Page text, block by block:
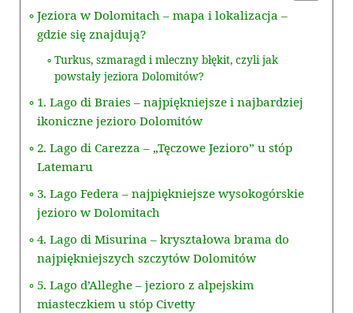
Jeziora w Dolomitach – mapa i lokalizacja –
gdzie się znajdują?
Turkus, szmaragd i mleczny błękit, czyli jak
powstały jeziora Dolomitów?
1. Lago di Braies – najpiękniejsze i najbardziej
ikoniczne jezioro Dolomitów
2. Lago di Carezza – „Tęczowe Jezioro” u stóp
Latemaru
3. Lago Federa – najpiękniejsze wysokogórskie
jezioro w Dolomitach
4. Lago di Misurina – kryształowa brama do
najpiękniejszych szczytów Dolomitów
5. Lago d’Alleghe – jezioro z alpejskim
miasteczkiem u stóp Civetty